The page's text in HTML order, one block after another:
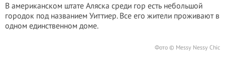
В американском штате Аляска среди гор есть небольшой
городок под названием Уиттиер. Все его жители проживают в
одном единственном доме.
Фото © Messy Nessy Chic